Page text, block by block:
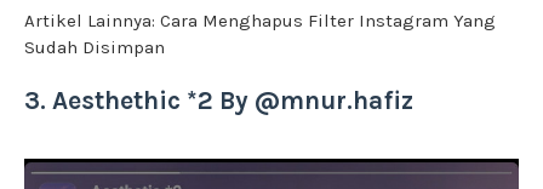
Artikel Lainnya: Cara Menghapus Filter Instagram Yang
Sudah Disimpan
3. Aesthethic *2 By @mnur.hafiz